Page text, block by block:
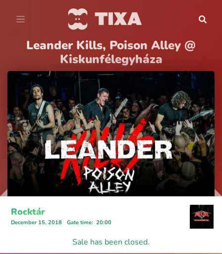
Leander Kills, Poison Alley @
Kiskunfélegyháza
Rocktár
December 15, 2018 Gate time: 20:00
Sale has been closed.